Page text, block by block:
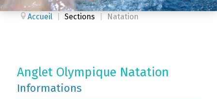
Accueil Sections Natation
Anglet Olympique Natation
Informations